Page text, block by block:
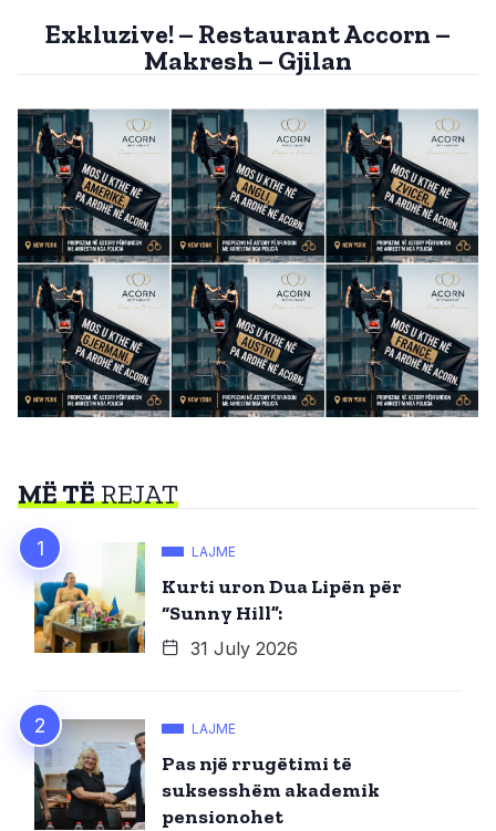
Exkluzive! – Restaurant Accorn –
Makresh – Gjilan
MË TËREJAT
LAJME
Kurti uron Dua Lipën për
“Sunny Hill”:
31 July 2026
LAJME
Pas një rrugëtimi të
suksesshëm akademik
pensionohet